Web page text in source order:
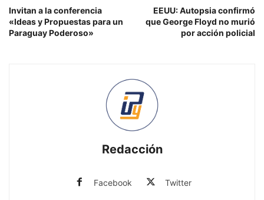
Invitan a la conferencia
«Ideas y Propuestas para un
Paraguay Poderoso»
EEUU: Autopsia confirmó
que George Floyd no murió
por acción policial
Redacción
Facebook Twitter